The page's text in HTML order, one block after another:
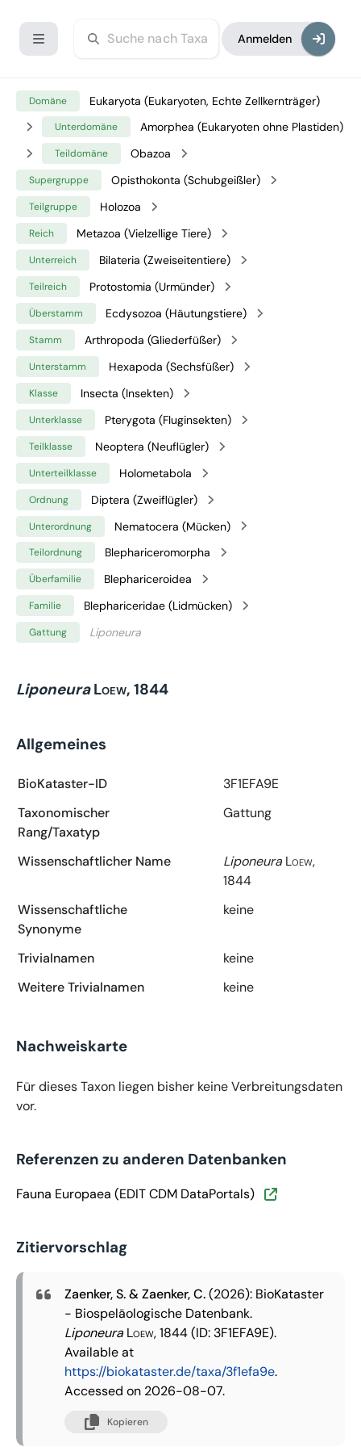
Anmelden
Domäne Eukaryota (Eukaryoten, Echte Zellkernträger)
Unterdomäne Amorphea (Eukaryoten ohne Plastiden)
Teildomäne Obazoa
Supergruppe Opisthokonta (Schubgeißler)
Teilgruppe Holozoa
Reich Metazoa (Vielzellige Tiere)
Unterreich Bilateria (Zweiseitentiere)
Teilreich Protostomia (Urmünder)
Überstamm Ecdysozoa (Häutungstiere)
Stamm Arthropoda (Gliederfüßer)
Unterstamm Hexapoda (Sechsfüßer)
Klasse Insecta (Insekten)
Unterklasse Pterygota (Fluginsekten)
Teilklasse Neoptera (Neuflügler)
Unterteilklasse Holometabola
Ordnung Diptera (Zweiflügler)
Unterordnung Nematocera (Mücken)
Teilordnung Blephariceromorpha
Überfamilie Blephariceroidea
Familie Blephariceridae (Lidmücken)
Gattung Liponeura
Liponeura Loew, 1844
Allgemeines
BioKataster-ID
3F1EFA9E
Taxonomischer
Rang/Taxatyp
Gattung
Wissenschaftlicher Name Liponeura Loew,
1844
Wissenschaftliche
Synonyme
keine
Trivialnamen
keine
Weitere Trivialnamen
keine
Nachweiskarte
Für dieses Taxon liegen bisher keine Verbreitungsdaten
vor.
Referenzen zu anderen Datenbanken
Fauna Europaea (EDIT CDM DataPortals)
Zitiervorschlag
Zaenker, S. & Zaenker, C.(2026): BioKataster
- Biospeläologische Datenbank.
Liponeura Loew, 1844(ID: 3F1EFA9E).
Available at
https://biokataster.de/taxa/3f1efa9e.
Accessed on 2026-08-07.
Kopieren